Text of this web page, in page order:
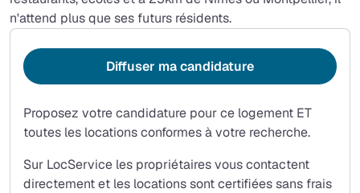
n'attend plus que ses futurs résidents.
Proposez votre candidature pour ce logement ET
toutes les locations conformes à votre recherche.
Sur LocService les propriétaires vous contactent
directement et les locations sont certifiées sans frais
Diffuser ma candidature